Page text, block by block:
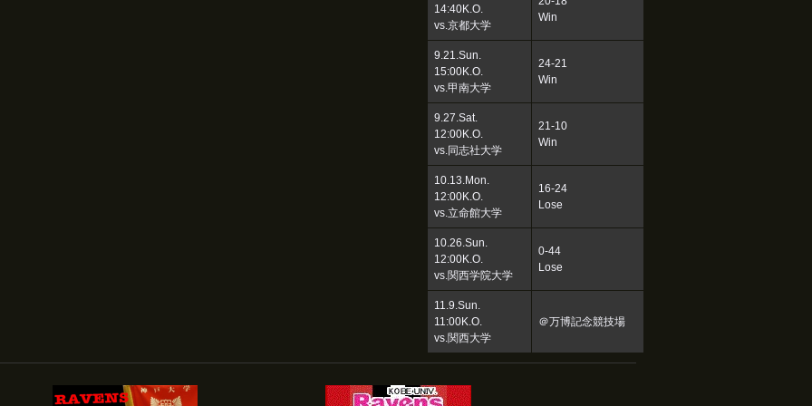
14:40K.O.
vs.京都大学
Win
9.21.Sun.
15:00K.O.
vs.甲南大学
24-21
Win
9.27.Sat.
12:00K.O.
vs.同志社大学
21-10
Win
10.13.Mon.
12:00K.O.
vs.立命館大学
16-24
Lose
10.26.Sun.
12:00K.O.
vs.関西学院大学
0-44
Lose
11.9.Sun.
11:00K.O.
vs.関西大学
＠万博記念競技場